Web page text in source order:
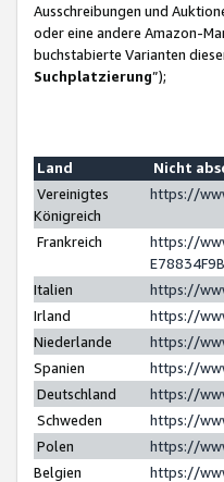
Ausschreibungen und
oder eine andere Amazon-
buchstabierte Varianten
Suchplatzierung”);
Land
Nicht
Vereinigtes
Königreich
https://
Frankreich
https://
Italien
https://
Irland
https://
Niederlande
https://
Spanien
https://
Deutschland
https://
Schweden
https://
Polen
https://
Belgien
https://